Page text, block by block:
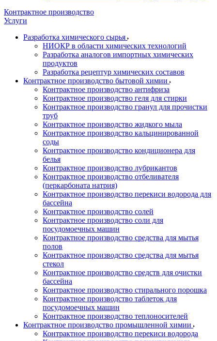
Контрактное производство
Услуги
Разработка химического сырья
НИОКР в области химических технологий
Разработка аналогов импортных химических
продуктов
Разработка рецептур химических составов
Контрактное производство бытовой химии
Контрактное производство антифриза
Контрактное производство геля для стирки
Контрактное производство гранул для прочистки
труб
Контрактное производство жидкого мыла
Контрактное производство кальцинированной
соды
Контрактное производство кондиционера для
белья
Контрактное производство лубрикантов
Контрактное производство отбеливателя
(перкарбоната натрия)
Контрактное производство перекиси водорода для
бассейна
Контрактное производство солей
Контрактное производство соли для
посудомоечных машин
Контрактное производство средства для мытья
полов
Контрактное производство средства для мытья
стекол
Контрактное производство средств для очистки
бассейна
Контрактное производство стирального порошка
Контрактное производство таблеток для
посудомоечных машин
Контрактное производство теплоносителей
Контрактное производство промышленной химии
Контрактное производство перекиси водорода